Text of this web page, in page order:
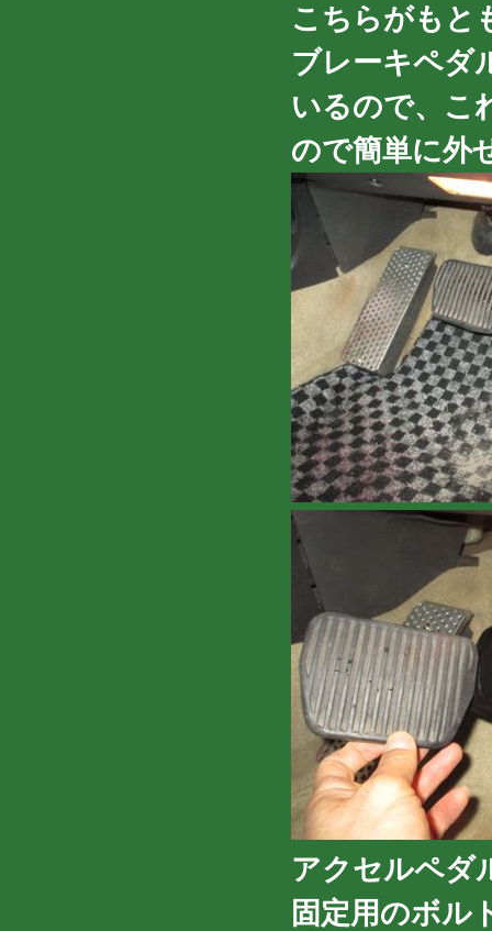
こちらがもと
ブレーキペダ
いるので、こ
ので簡単に外
アクセルペダ
固定用のボル